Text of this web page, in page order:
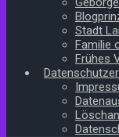
Stadt
Familie
Frühes